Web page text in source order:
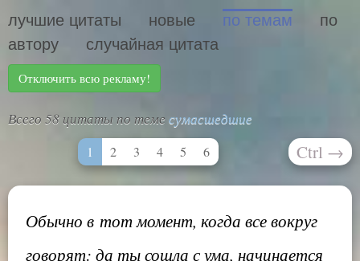
лучшие цитаты новые по темам
по
автору
случайная цитата
Отключить всю рекламу!
Всего 58 цитаты по теме сумасшедшие
1 2 3 4 5 6 Ctrl →
Обычно в тот момент, когда все вокруг
говорят: да ты сошла с ума, начинается